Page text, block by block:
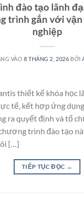
đào tạo lãnh
trình gắn với vận
nghiệp
VÀO 8 THÁNG 2, 2026 BỞI
thiết kế khóa học
tế, kết hợp ứng
ra quyết định và tổ
trình đào tạo
[…]
TIẾP TỤC ĐỌC →